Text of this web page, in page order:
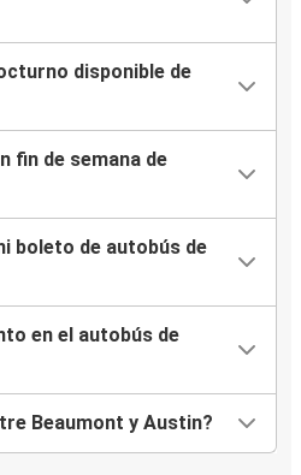
disponible de
fin de semana de
boleto de autobús de
en el autobús de
Beaumont y Austin?